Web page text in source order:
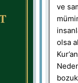
ve
olsa